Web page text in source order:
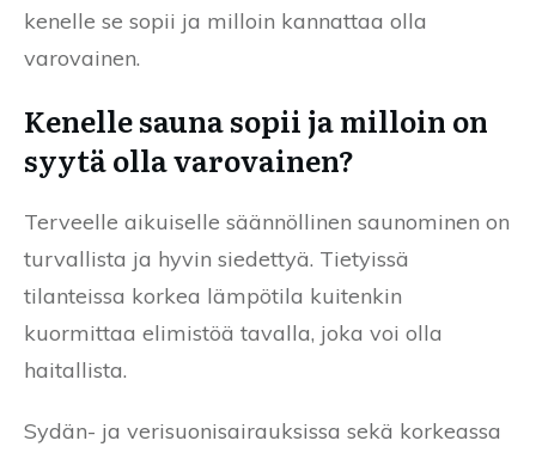
kenelle se sopii ja milloin kannattaa olla
varovainen.
Kenelle sauna sopii ja milloin on
syytä olla varovainen?
Terveelle aikuiselle säännöllinen saunominen on
turvallista ja hyvin siedettyä. Tietyissä
tilanteissa korkea lämpötila kuitenkin
kuormittaa elimistöä tavalla, joka voi olla
haitallista.
Sydän- ja verisuonisairauksissa sekä korkeassa